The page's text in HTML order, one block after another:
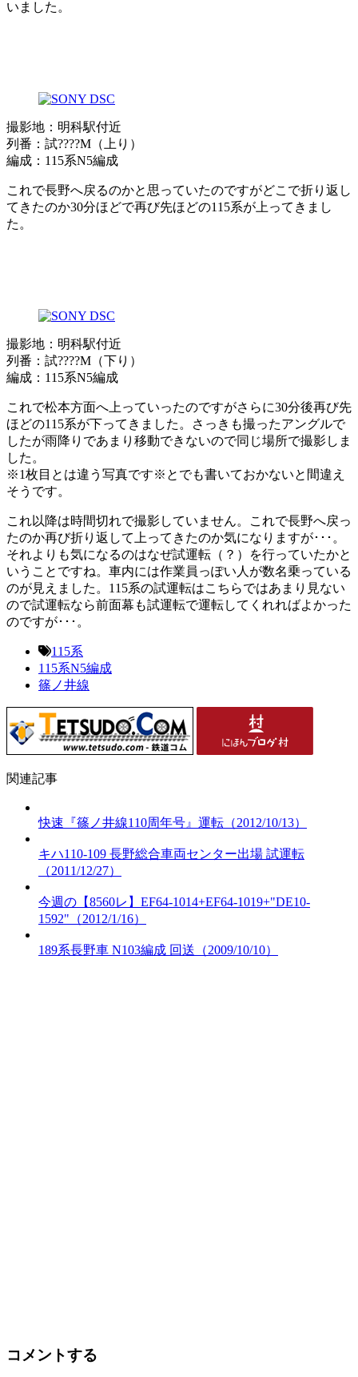
いました。
撮影地：明科駅付近
列番：試????M（上り）
編成：115系N5編成
これで長野へ戻るのかと思っていたのですがどこで折り返し
てきたのか30分ほどで再び先ほどの115系が上ってきまし
た。
撮影地：明科駅付近
列番：試????M（下り）
編成：115系N5編成
これで松本方面へ上っていったのですがさらに30分後再び先
ほどの115系が下ってきました。さっきも撮ったアングルで
したが雨降りであまり移動できないので同じ場所で撮影しま
した。
※1枚目とは違う写真です※とでも書いておかないと間違え
そうです。
これ以降は時間切れで撮影していません。これで長野へ戻っ
たのか再び折り返して上ってきたのか気になりますが･･･。
それよりも気になるのはなぜ試運転（？）を行っていたかと
いうことですね。車内には作業員っぽい人が数名乗っている
のが見えました。115系の試運転はこちらではあまり見ない
ので試運転なら前面幕も試運転で運転してくれればよかった
のですが･･･。
115系
115系N5編成
篠ノ井線
関連記事
快速『篠ノ井線110周年号』運転（2012/10/13）
キハ110-109 長野総合車両センター出場 試運転
（2011/12/27）
今週の【8560レ】EF64-1014+EF64-1019+"DE10-
1592"（2012/1/16）
189系長野車 N103編成 回送（2009/10/10）
コメントする